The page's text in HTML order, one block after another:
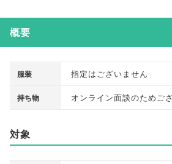
概要
服装 指定はございません
持ち物 オンライン面談のためご
対象